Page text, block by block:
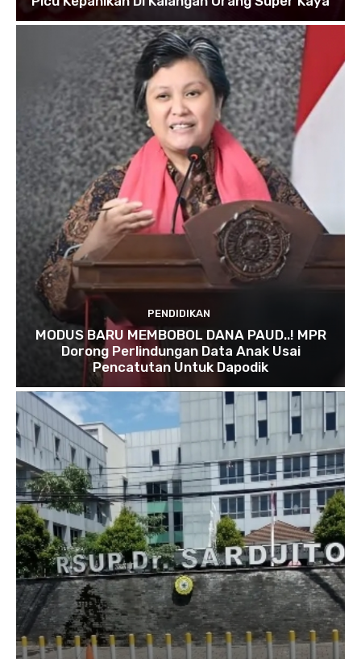
PENDIDIKAN
MODUS BARU MEMBOBOL DANA PAUD..! MPR
Dorong Perlindungan Data Anak Usai
Pencatutan Untuk Dapodik